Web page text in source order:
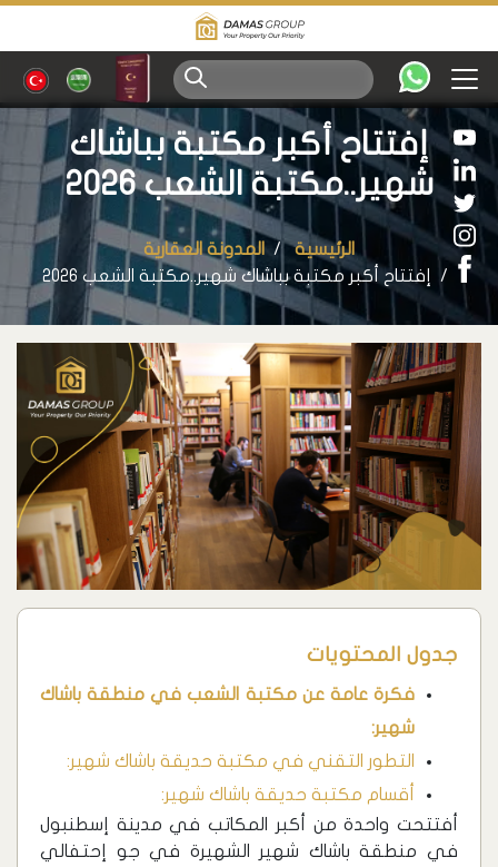
إفتتاح أكبر مكتبة بباشاك
شهير..مكتبة الشعب 2026
الرئيسية
المدونة العقارية
إفتتاح أكبر مكتبة بباشاك شهير..مكتبة الشعب 2026
جدول المحتويات
فكرة عامة عن مكتبة الشعب في منطقة باشاك
شهير:
التطور التقني في مكتبة حديقة باشاك شهير:
أقسام مكتبة حديقة باشاك شهير:
أفتتحت واحدة من أكبر المكاتب في مدينة إسطنبول
في منطقة باشاك شهير الشهيرة في جو إحتفالي